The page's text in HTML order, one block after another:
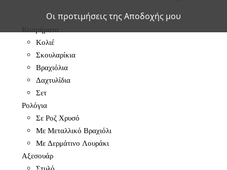
Κοσμήματα
Κολιέ
Σκουλαρίκια
Βραχιόλια
Δαχτυλίδια
Σετ
Ρολόγια
Σε Ροζ Χρυσό
Με Μεταλλικό Βραχιόλι
Με Δερμάτινο Λουράκι
Αξεσουάρ
Οι προτιμήσεις της Αποδοχής μου